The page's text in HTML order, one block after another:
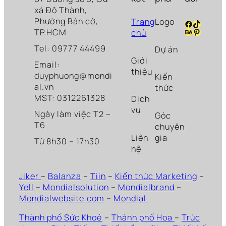
xá Đô Thành,
Phường Bàn cờ,
TP.HCM
Tel: 09777 44499
Email:
duyphuong@mondi
al.vn
MST: 0312261328
Ngày làm việc T2 –
T6
Từ 8h30 – 17h30
Trang
chủ
Giới
thiệu
Dịch
vụ
Liên
hệ
Logo
Dự án
Kiến
thức
Góc
chuyên
gia
Facebook
TikTok
Behance
Jiker – Balanza – Tiin – Kiến thức Marketing –
Yell – Mondialsolution – Mondialbrand –
Mondialwebsite.com – MondiaL
Thành phố Sức Khoẻ – Thành phố Hoa – Trúc